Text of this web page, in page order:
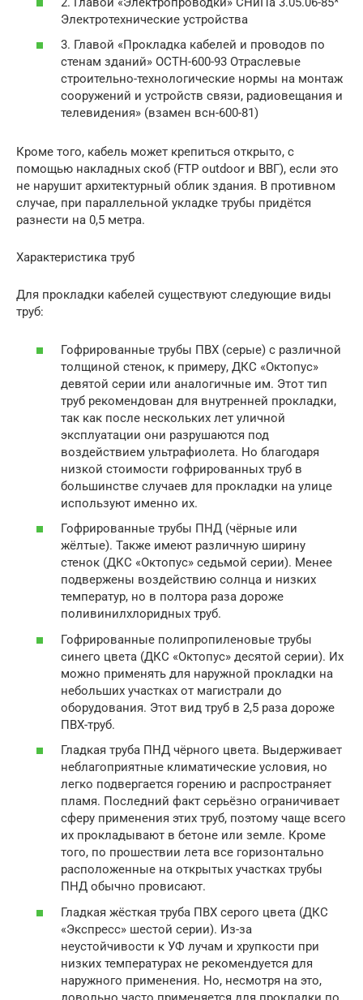
Электротехнические устройства
3. Главой «Прокладка кабелей и проводов по
стенам зданий» ОСТН-600-93 Отраслевые
строительно-технологические нормы на монтаж
сооружений и устройств связи, радиовещания и
телевидения» (взамен всн-600-81)
Кроме того, кабель может крепиться открыто, с
помощью накладных скоб (FTP outdoor и ВВГ), если это
не нарушит архитектурный облик здания. В противном
случае, при параллельной укладке трубы придётся
разнести на 0,5 метра.
Характеристика труб
Для прокладки кабелей существуют следующие виды
труб:
Гофрированные трубы ПВХ (серые) с различной
толщиной стенок, к примеру, ДКС «Октопус»
девятой серии или аналогичные им. Этот тип
труб рекомендован для внутренней прокладки,
так как после нескольких лет уличной
эксплуатации они разрушаются под
воздействием ультрафиолета. Но благодаря
низкой стоимости гофрированных труб в
большинстве случаев для прокладки на улице
используют именно их.
Гофрированные трубы ПНД (чёрные или
жёлтые). Также имеют различную ширину
стенок (ДКС «Октопус» седьмой серии). Менее
подвержены воздействию солнца и низких
температур, но в полтора раза дороже
поливинилхлоридных труб.
Гофрированные полипропиленовые трубы
синего цвета (ДКС «Октопус» десятой серии). Их
можно применять для наружной прокладки на
небольших участках от магистрали до
оборудования. Этот вид труб в 2,5 раза дороже
ПВХ-труб.
Гладкая труба ПНД чёрного цвета. Выдерживает
неблагоприятные климатические условия, но
легко подвергается горению и распространяет
пламя. Последний факт серьёзно ограничивает
сферу применения этих труб, поэтому чаще всего
их прокладывают в бетоне или земле. Кроме
того, по прошествии лета все горизонтально
расположенные на открытых участках трубы
ПНД обычно провисают.
Гладкая жёсткая труба ПВХ серого цвета (ДКС
«Экспресс» шестой серии). Из-за
неустойчивости к УФ лучам и хрупкости при
низких температурах не рекомендуется для
наружного применения. Но, несмотря на это,